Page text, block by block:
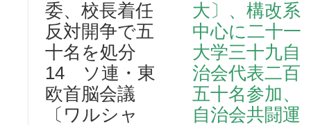
委、校長着任
反対開争で五
十名を処分
14 ソ連・東
欧首脳会議
〔ワルシャ
大〕、構改系
中心に二十一
大学三十九自
治会代表二百
五十名参加、
自治会共闘運